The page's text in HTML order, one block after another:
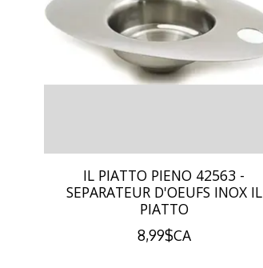
IL PIATTO PIENO 42563 -
SEPARATEUR D'OEUFS INOX IL
PIATTO
8,99$CA